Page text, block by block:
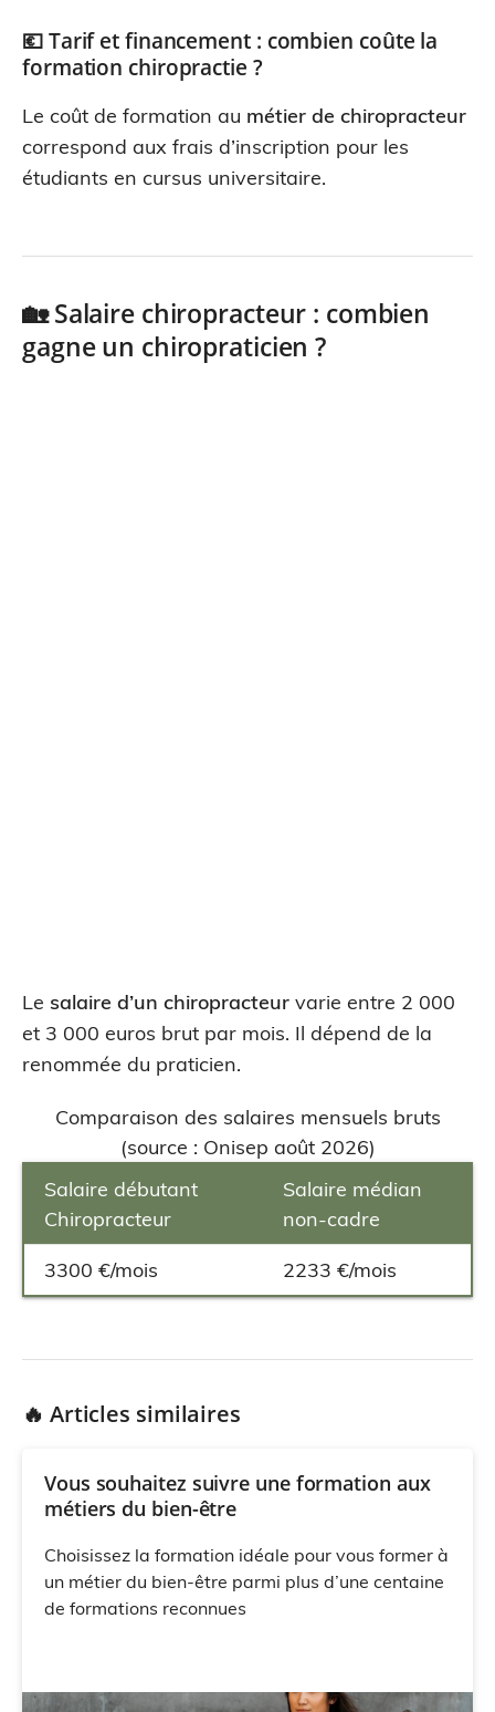
💶 Tarif et financement : combien coûte la
formation chiropractie ?
Le coût de formation au métier de chiropracteur
correspond aux frais d’inscription pour les
étudiants en cursus universitaire.
🏡 Salaire chiropracteur : combien
gagne un chiropraticien ?
Le salaire d’un chiropracteur varie entre 2 000
et 3 000 euros brut par mois. Il dépend de la
renommée du praticien.
Comparaison des salaires mensuels bruts
(source : Onisep août 2026)
Salaire débutant
Chiropracteur
Salaire médian
non-cadre
3300 €/mois
2233 €/mois
🔥 Articles similaires
Vous souhaitez suivre une formation aux
métiers du bien-être
Choisissez la formation idéale pour vous former à
un métier du bien-être parmi plus d’une centaine
de formations reconnues